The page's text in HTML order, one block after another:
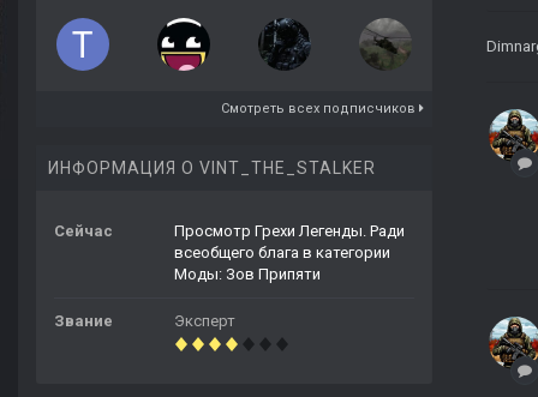
Смотреть всех подписчиков
ИНФОРМАЦИЯ О VINT_THE_STALKER
Сейчас
Просмотр Грехи Легенды. Ради
всеобщего блага в категории
Моды: Зов Припяти
Звание Эксперт